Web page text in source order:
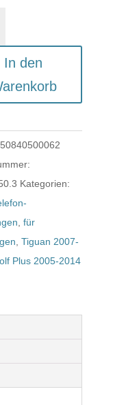
In den
Kategorien:
,für
,Tiguan 2007-
Plus 2005-2014